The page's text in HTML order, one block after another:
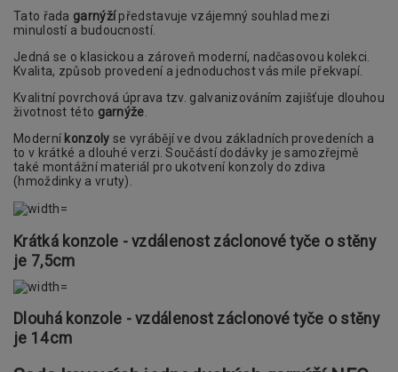
Tato řada garnýžípředstavuje vzájemný souhlad mezi
minulostí a budoucností.
Jedná se o klasickou a zároveň moderní, nadčasovou kolekci.
Kvalita, způsob provedení a jednoduchost vás mile překvapí.
Kvalitní povrchová úprava tzv. galvanizováním zajišťuje dlouhou
životnost této garnýže
Moderní konzoly se vyrábějí ve dvou základních provedeních a
to v krátké a dlouhé verzi. Součástí dodávky je samozřejmě
také montážní materiál pro ukotvení konzoly do zdiva
(hmoždinky a vruty).
Krátká konzole - vzdálenost záclonové tyče o stěny
je 7,5cm
Dlouhá konzole - vzdálenost záclonové tyče o stěny
je 14cm